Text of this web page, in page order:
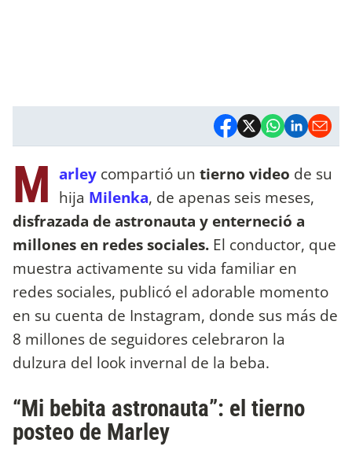
M arley compartió un tierno video de su
hija Milenka, de apenas seis meses,
disfrazada de astronauta y enterneció a
millones en redes sociales. El conductor, que
muestra activamente su vida familiar en
redes sociales, publicó el adorable momento
en su cuenta de Instagram, donde sus más de
8 millones de seguidores celebraron la
dulzura del look invernal de la beba.
“Mi bebita astronauta”: el tierno
posteo de Marley